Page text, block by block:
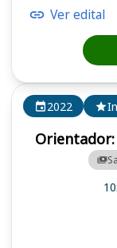
2022
Ver edital